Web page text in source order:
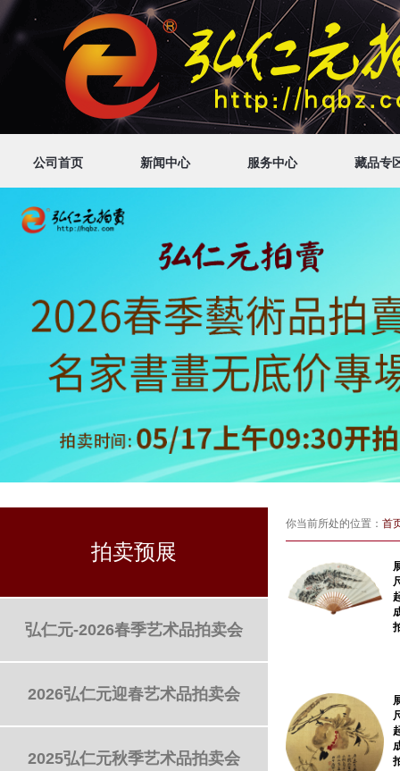
公司首页 新闻中心 服务中心 藏品专
拍卖预展
弘仁元-2026春季艺术品拍卖会
2026弘仁元迎春艺术品拍卖会
2025弘仁元秋季艺术品拍卖会
你当前所处的位置： 首